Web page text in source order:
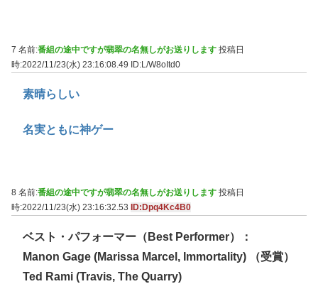
7 名前:番組の途中ですが翡翠の名無しがお送りします 投稿日
時:2022/11/23(水) 23:16:08.49
ID:L/W8oItd0
素晴らしい
名実ともに神ゲー
8 名前:番組の途中ですが翡翠の名無しがお送りします 投稿日
時:2022/11/23(水) 23:16:32.53
ID:Dpq4Kc4B0
ベスト・パフォーマー（Best Performer）：
Manon Gage (Marissa Marcel, Immortality) （受賞）
Ted Rami (Travis, The Quarry)